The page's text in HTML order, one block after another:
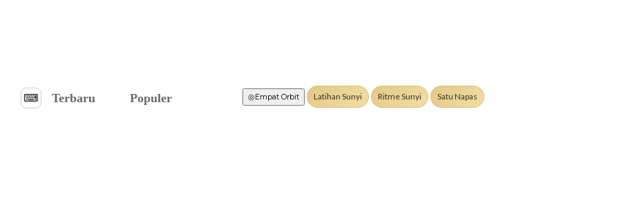
⌨︎ Terbaru Populer ◎Empat Orbit Latihan Sunyi Ritme Sunyi Satu Napas